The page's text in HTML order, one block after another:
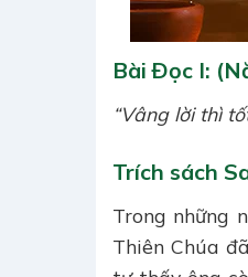
Bài Ðọc I:
“Vâng lời thì
Trích sách
Trong những
Thiên Chúa